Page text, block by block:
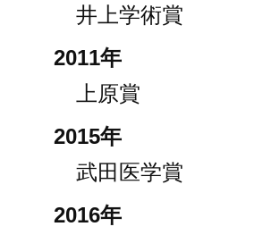
井上学術賞
2011年
上原賞
2015年
武田医学賞
2016年